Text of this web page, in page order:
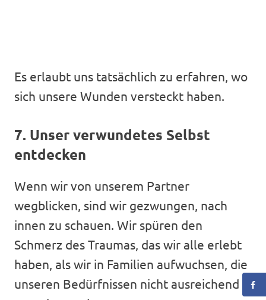
Es erlaubt uns tatsächlich zu erfahren, wo
sich unsere Wunden versteckt haben.
7. Unser verwundetes Selbst
entdecken
Wenn wir von unserem Partner
wegblicken, sind wir gezwungen, nach
innen zu schauen. Wir spüren den
Schmerz des Traumas, das wir alle erlebt
haben, als wir in Familien aufwuchsen, die
unseren Bedürfnissen nicht ausreichend